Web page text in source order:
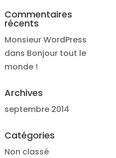
Commentaires
récents
Monsieur WordPress
dans Bonjour tout le
monde !
Archives
septembre 2014
Catégories
Non classé